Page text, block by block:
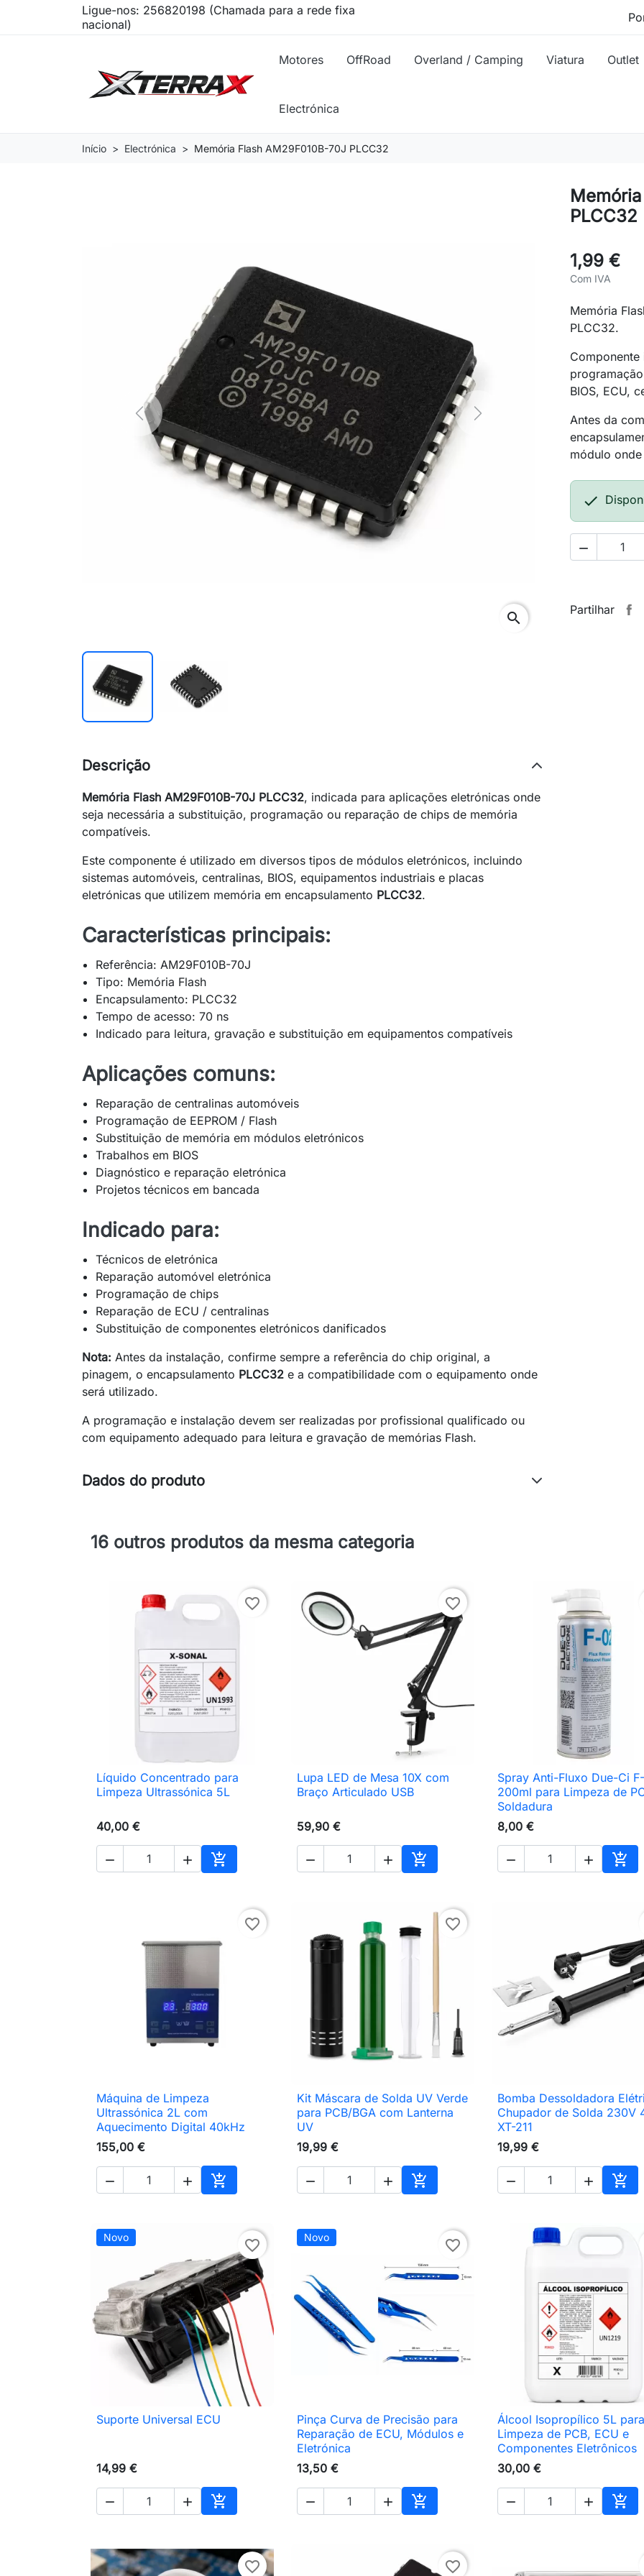
Ligue-nos: 256820198 (Chamada para a rede fixa
nacional)
Motores OffRoad Overland / Camping Viatura Outlet
Electrónica
Início Electrónica Memória Flash AM29F010B-70J PLCC32
Previous Next
search
PLCC32
1,99 €
Com IVA
Memória
PLCC32.
BIOS, ECU,
Antes da
módulo


Partilhar
Descrição
Memória Flash AM29F010B-70J PLCC32, indicada para aplicações eletrónicas onde
seja necessária a substituição, programação ou reparação de chips de memória
compatíveis.
Este componente é utilizado em diversos tipos de módulos eletrónicos, incluindo
sistemas automóveis, centralinas, BIOS, equipamentos industriais e placas
eletrónicas que utilizem memória em encapsulamento PLCC32.
Características principais:
Referência: AM29F010B-70J
Tipo: Memória Flash
Encapsulamento: PLCC32
Tempo de acesso: 70 ns
Indicado para leitura, gravação e substituição em equipamentos compatíveis
Aplicações comuns:
Reparação de centralinas automóveis
Programação de EEPROM / Flash
Substituição de memória em módulos eletrónicos
Trabalhos em BIOS
Diagnóstico e reparação eletrónica
Projetos técnicos em bancada
Indicado para:
Técnicos de eletrónica
Reparação automóvel eletrónica
Programação de chips
Reparação de ECU / centralinas
Substituição de componentes eletrónicos danificados
Nota: Antes da instalação, confirme sempre a referência do chip original, a
pinagem, o encapsulamento PLCC32 e a compatibilidade com o equipamento onde
será utilizado.
A programação e instalação devem ser realizadas por profissional qualificado ou
com equipamento adequado para leitura e gravação de memórias Flash.
Dados do produto
16 outros produtos da mesma categoria
favorite_border
 Vista rápida
Líquido Concentrado para
Limpeza Ultrassónica 5L
40,00 €
  
Adicionar ao carrinho
favorite_border
 Vista rápida
Lupa LED de Mesa 10X com
Braço Articulado USB
59,90 €
  
Adicionar ao carrinho
 Vista rápida
Spray Anti-Fluxo Due-Ci
200ml para Limpeza de
Soldadura
8,00 €
  
favorite_border
 Vista rápida
Máquina de Limpeza
Ultrassónica 2L com
Aquecimento Digital 40kHz
155,00 €
  
Adicionar ao carrinho
favorite_border
 Vista rápida
Kit Máscara de Solda UV Verde
para PCB/BGA com Lanterna
UV
19,99 €
  
Adicionar ao carrinho
 Vista rápida
Bomba Dessoldadora
Chupador de Solda 230V
XT-211
19,99 €
  
Novo favorite_border
 Vista rápida
Suporte Universal ECU
14,99 €
  
Adicionar ao carrinho
Novo favorite_border
 Vista rápida
Pinça Curva de Precisão para
Reparação de ECU, Módulos e
Eletrónica
13,50 €
  
Adicionar ao carrinho
 Vista rápida
Álcool Isopropílico 5L para
Limpeza de PCB, ECU e
Componentes Eletrônicos
30,00 €
  
favorite_border favorite_border